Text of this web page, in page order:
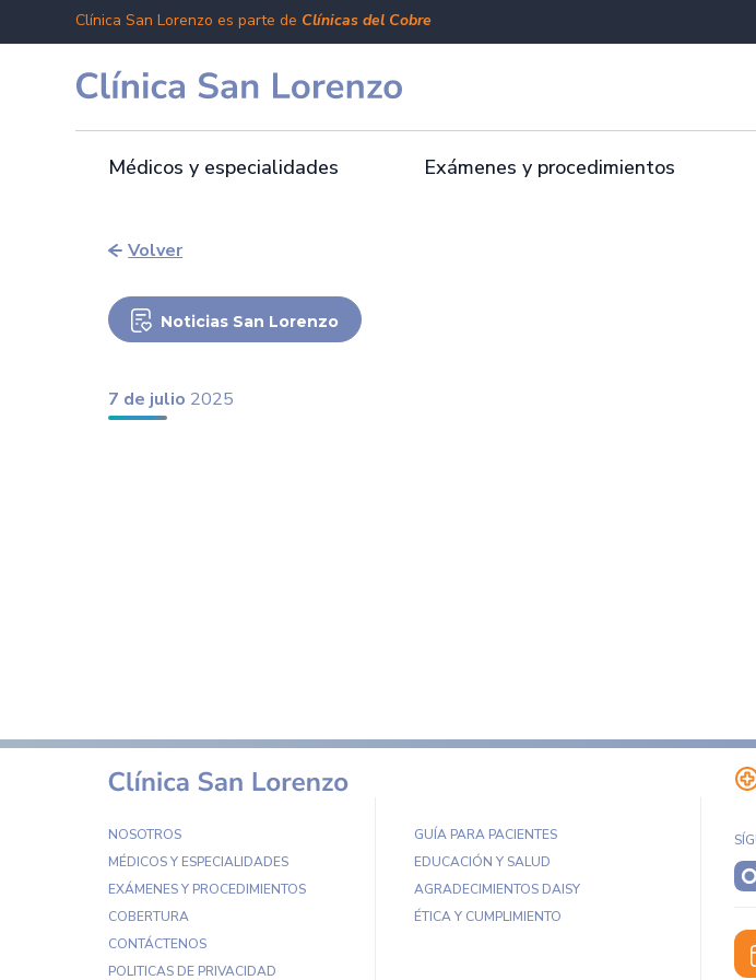
Clínica San Lorenzo es parte de Clínicas del Cobre
Médicos y especialidades Exámenes y procedimientos
Volver
Noticias San Lorenzo
7 de julio 2025
NOSOTROS
MÉDICOS Y ESPECIALIDADES
EXÁMENES Y PROCEDIMIENTOS
COBERTURA
CONTÁCTENOS
POLITICAS DE PRIVACIDAD
GUÍA PARA PACIENTES
EDUCACIÓN Y SALUD
AGRADECIMIENTOS DAISY
ÉTICA Y CUMPLIMIENTO